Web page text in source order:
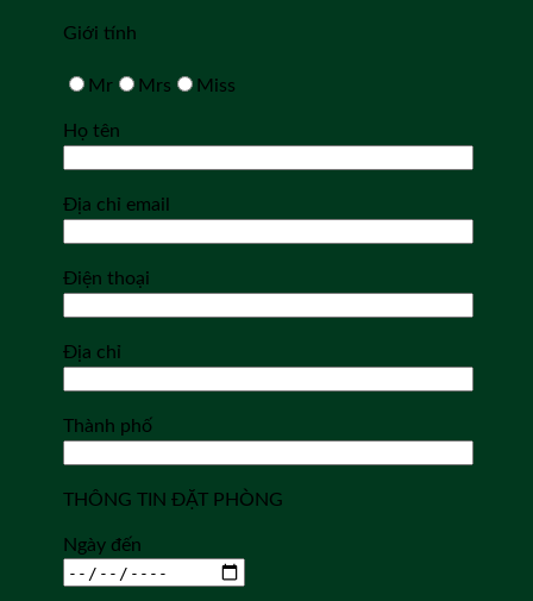
Giới tính
Mr Mrs Miss
Họ tên
Địa chỉ email
Điện thoại
Địa chỉ
Thành phố
THÔNG TIN ĐẶT PHÒNG
Ngày đến